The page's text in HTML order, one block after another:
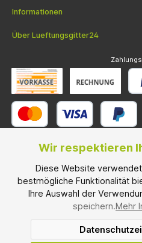
Informationen
Über Lueftungsgitter24
Wir respektieren
Diese Website
bestmögliche Funktionalität
Ihre Auswahl der
speichern.Mehr